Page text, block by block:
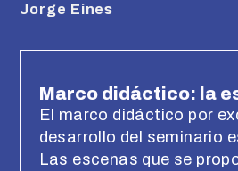
Jorge Eines
Marco didáctico: la
El marco didáctico por
desarrollo del seminario
Las escenas que se